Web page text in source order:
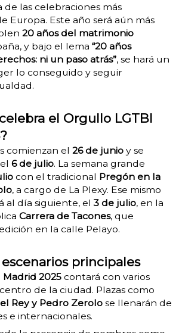
de las celebraciones más
Europa. Este año será aún más
20 años del matrimonio
y bajo el lema “20 años
ni un paso atrás”, se hará un
lo conseguido y seguir
el Orgullo LGTBI
comienzan el 26 de junioy se
6 de julio. La semana grande
con el tradicional Pregón en la
, a cargo de La Plexy. Ese mismo
al día siguiente, el3 de julio, en la
Carrera de Tacones, que
en la calle Pelayo.
principales
2025contará con varios
de la ciudad. Plazas como
Rey y Pedro Zerolose llenarán de
e internacionales.